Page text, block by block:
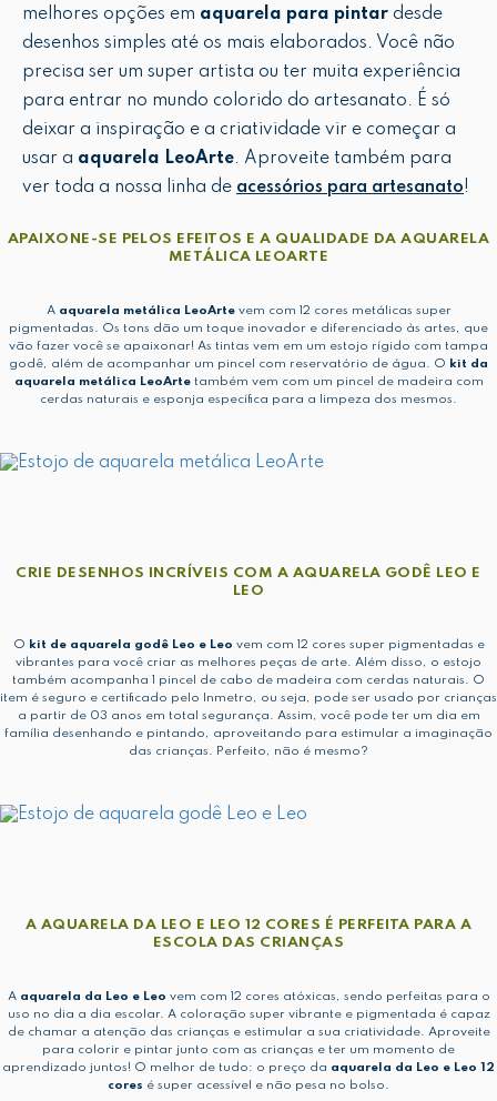
melhores opções em aquarela para pintar desde
desenhos simples até os mais elaborados. Você não
precisa ser um super artista ou ter muita experiência
para entrar no mundo colorido do artesanato. É só
deixar a inspiração e a criatividade vir e começar a
usar a aquarela LeoArte. Aproveite também para
ver toda a nossa linha de acessórios para artesanato!
APAIXONE-SE PELOS EFEITOS E A QUALIDADE DA AQUARELA
METÁLICA LEOARTE
A aquarela metálica LeoArtevem com 12 cores metálicas super
pigmentadas. Os tons dão um toque inovador e diferenciado às artes, que
vão fazer você se apaixonar! As tintas vem em um estojo rígido com tampa
godê, além de acompanhar um pincel com reservatório de água. O kit da
aquarela metálica LeoArtetambém vem com um pincel de madeira com
cerdas naturais e esponja específica para a limpeza dos mesmos.
CRIE DESENHOS INCRÍVEIS COM A AQUARELA GODÊ LEO E
LEO
O kit de aquarela godê Leo e Leo vem com 12 cores super pigmentadas e
vibrantes para você criar as melhores peças de arte. Além disso, o estojo
também acompanha 1 pincel de cabo de madeira com cerdas naturais. O
item é seguro e certificado pelo Inmetro, ou seja, pode ser usado por crianças
a partir de 03 anos em total segurança. Assim, você pode ter um dia em
família desenhando e pintando, aproveitando para estimular a imaginação
das crianças. Perfeito, não é mesmo?
A AQUARELA DA LEO E LEO 12 CORES É PERFEITA PARA A
ESCOLA DAS CRIANÇAS
A aquarela da Leo e Leo vem com 12 cores atóxicas, sendo perfeitas para o
uso no dia a dia escolar. A coloração super vibrante e pigmentada é capaz
de chamar a atenção das crianças e estimular a sua criatividade. Aproveite
para colorir e pintar junto com as crianças e ter um momento de
aprendizado juntos! O melhor de tudo: o preço da aquarela da Leo e Leo 12
cores é super acessível e não pesa no bolso.